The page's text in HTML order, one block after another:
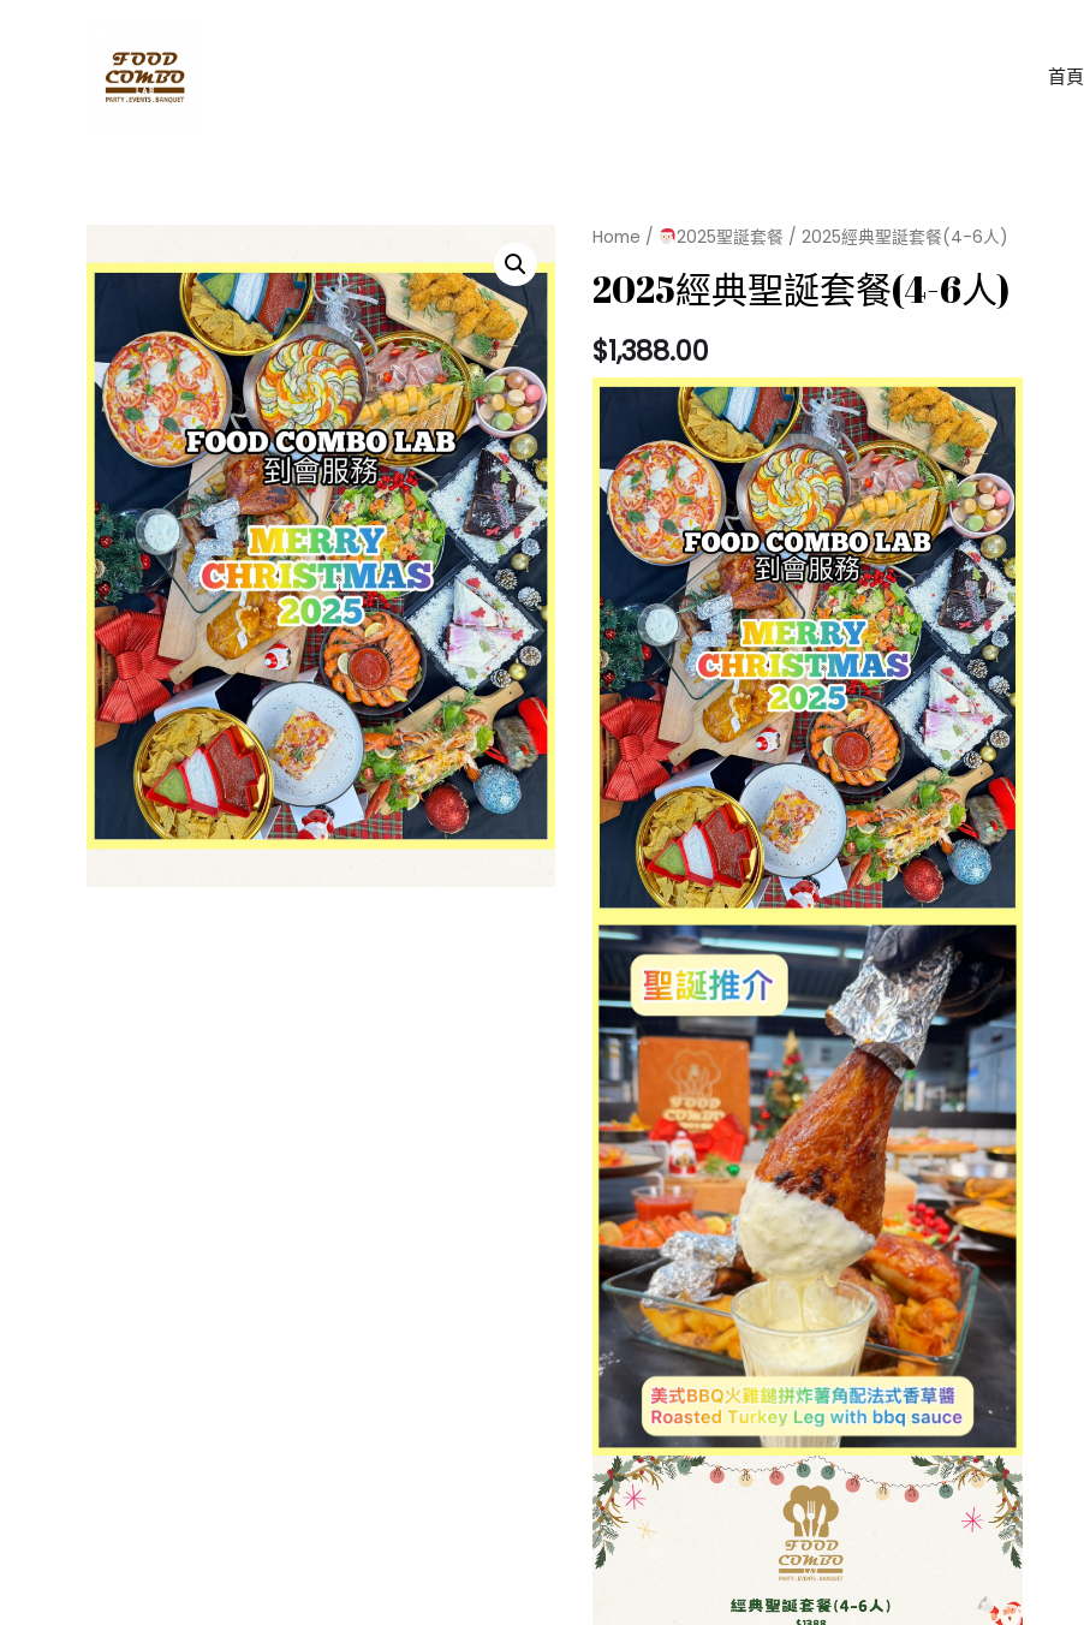
首頁
Home / 2025聖誕套餐 / 2025經典聖誕套餐(4-6人)
2025經典聖誕套餐(4-6人)
$1,388.00